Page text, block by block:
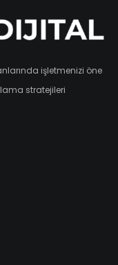
işletmenizi öne
stratejileri